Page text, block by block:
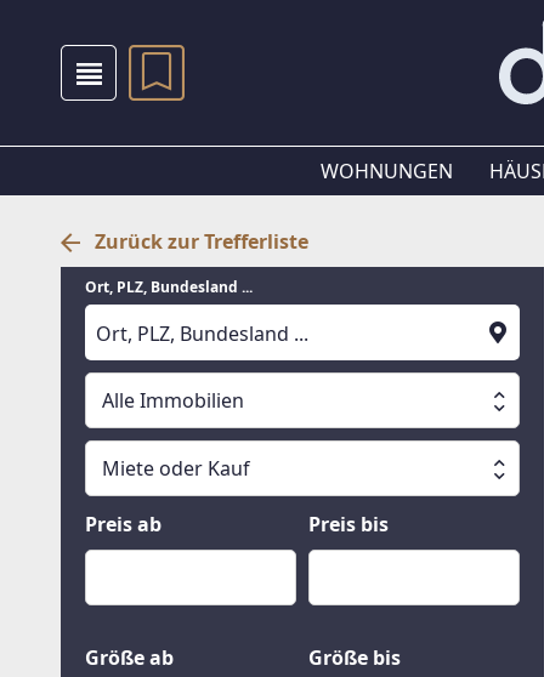
WOHNUNGEN
Zurück zur Trefferliste
Ort, PLZ, Bundesland ...
Suche läuft
Alle Immobilien
Alle Immobilien
Häuser
Grund und Boden
Miete oder Kauf
Miete oder Kauf
Kauf
Preis ab Preis bis
Größe ab Größe bis